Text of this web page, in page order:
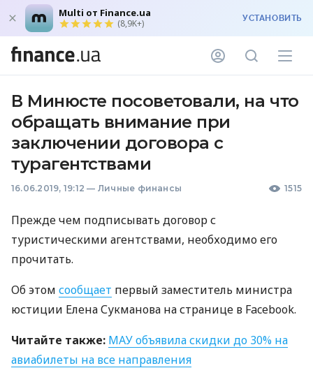
Multi от Finance.ua
(8,9K+) УСТАНОВИТЬ
В Минюсте посоветовали, на что
обращать внимание при
заключении договора с
турагентствами
16.06.2019, 19:12 — Личные финансы 1515
Прежде чем подписывать договор с
туристическими агентствами, необходимо его
прочитать.
Об этом сообщает первый заместитель министра
юстиции Елена Сукманова на странице в Facebook.
Читайте также: МАУобъявила скидки до 30% на
авиабилеты на все направления